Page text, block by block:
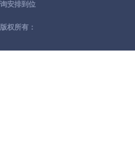
询安排到位
版权所有：